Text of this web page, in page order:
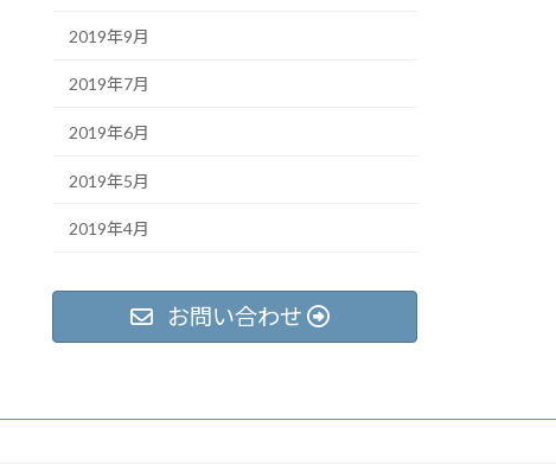
2019年9月
2019年7月
2019年6月
2019年5月
2019年4月
お問い合わせ